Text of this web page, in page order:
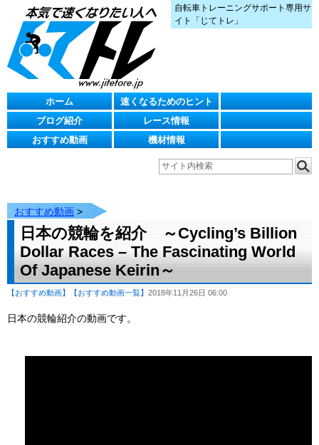
自転車トレーニングサポート専用サ
イト「じてトレ」
ホーム
速くなるためのヒント
ブログ紹介
レース情報
おすすめ動画
機材情報
おすすめ動画 >
日本の競輪を紹介 ～Cycling’s Billion
Dollar Races – The Fascinating World
Of Japanese Keirin～
【おすすめ動画】 【おすすめ動画一覧】 2018年11月26日 06:00
日本の競輪紹介の動画です。